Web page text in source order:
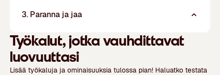
3. Paranna ja jaa
Työkalut, jotka vauhdittavat
luovuuttasi
Lisää työkaluja ja ominaisuuksia tulossa pian! Haluatko testata